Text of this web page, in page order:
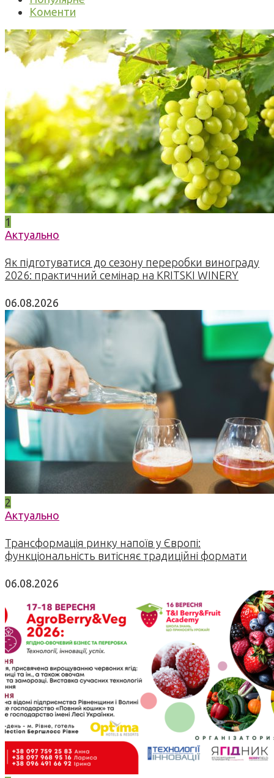
Коменти
1
Актуально
Як підготуватися до сезону переробки винограду
2026: практичний семінар на KRITSKI WINERY
06.08.2026
2
Актуально
Трансформація ринку напоїв у Європі:
функціональність витісняє традиційні формати
06.08.2026